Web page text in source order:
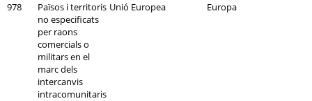
978
Països i territoris
no especificats
per raons
comercials o
militars en el
marc dels
intercanvis
intracomunitaris
Unió Europea Europa